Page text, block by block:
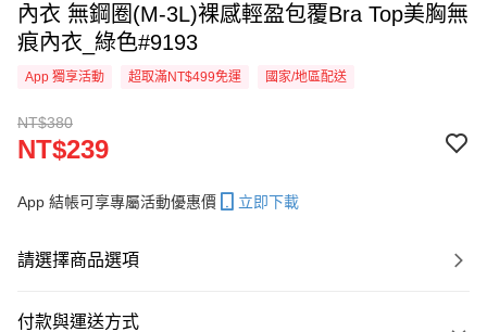
內衣 無鋼圈(M-3L)裸感輕盈包覆Bra Top美胸無
痕內衣_綠色#9193
App 獨享活動 超取滿NT$499免運 國家/地區配送
NT$380
NT$239
App 結帳可享專屬活動優惠價 立即下載
請選擇商品選項
付款與運送方式